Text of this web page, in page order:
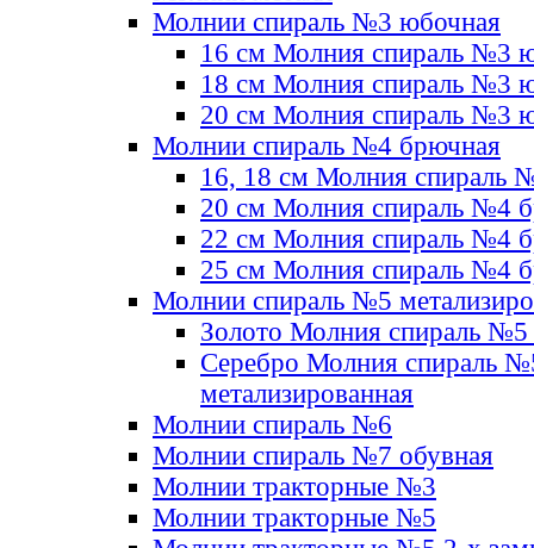
Молнии спираль №3 юбочная
16 см Молния спираль №3
18 см Молния спираль №3
20 см Молния спираль №3
Молнии спираль №4 брючная
16, 18 см Молния спираль
20 см Молния спираль №4
22 см Молния спираль №4
25 см Молния спираль №4
Молнии спираль №5
Золото Молния спираль №5
Серебро Молния спираль
метализированная
Молнии спираль №6
Молнии спираль №7 обувная
Молнии тракторные №3
Молнии тракторные №5